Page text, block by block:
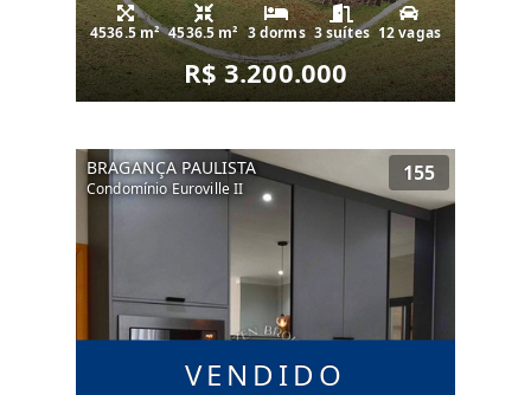
4536.5 m² 4536.5 m² 3 dorms 3 suítes 12 vagas
R$ 3.200.000
VENDIDO
BRAGANÇA PAULISTA
Condomínio Euroville II
155